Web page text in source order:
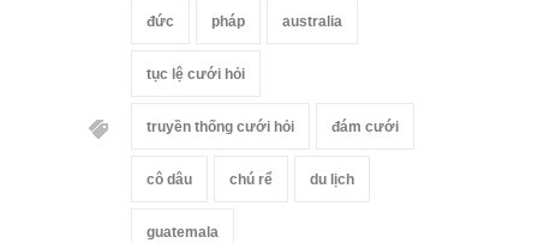
đức pháp australia
tục lệ cưới hỏi
truyền thống cưới hỏi đám cưới
cô dâu chú rể du lịch
guatemala